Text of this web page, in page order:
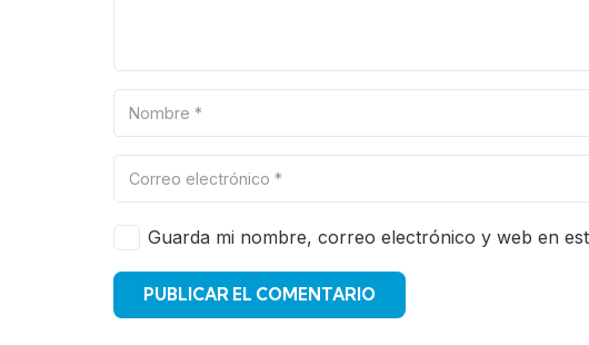
Guarda mi nombre, correo electrónico y web en
PUBLICAR EL COMENTARIO